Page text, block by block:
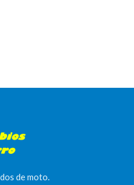
de moto.